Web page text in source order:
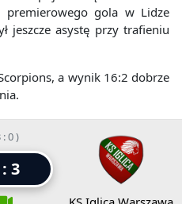
premierowego gola w Lidze
jeszcze asystę przy trafieniu
a wynik 16:2 dobrze
: 0 )
3